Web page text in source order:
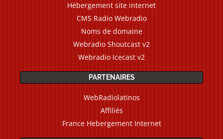
Hébergement site internet
CMS Radio Webradio
Noms de domaine
Webradio Shoutcast v2
Webradio Icecast v2
PARTENAIRES
WebRadiolatinos
Affiliés
France Hebergement Internet